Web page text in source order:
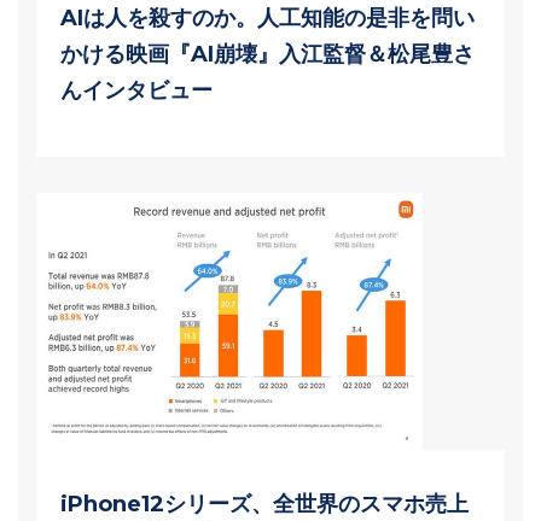
AIは人を殺すのか。人工知能の是非を問い
かける映画『AI崩壊』入江監督＆松尾豊さ
んインタビュー
iPhone12シリーズ、全世界のスマホ売上